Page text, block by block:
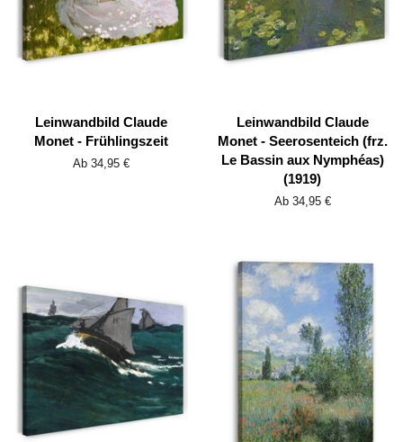
Leinwandbild Claude
Monet - Frühlingszeit
Ab 34,95 €
Leinwandbild Claude
Monet - Seerosenteich (frz.
Le Bassin aux Nymphéas)
(1919)
Ab 34,95 €